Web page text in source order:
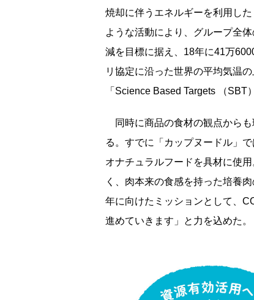
焼却に伴うエネルギーを利用し
ような活動により、グループ全
減を目標に据え、18年に41万
リ協定に沿った世界の平均気温
「Science Based Targets （SBT
同時に商品の食材の観点からも
る。すでに「カップヌードル」
オナチュラルフードを具材に使
く、肉本来の食感を持った培養
年に向けたミッションとして、
進めていきます」と力を込めた。